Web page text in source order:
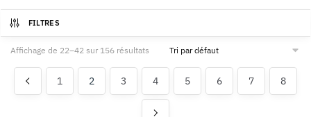
FILTRES
Affichage de 22–42 sur 156 résultats
1 2 3 4 5 6 7 8